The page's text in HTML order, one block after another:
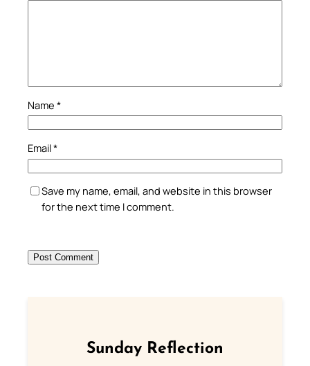
Name *
Email*
Save my name, email, and website in this browser
for the next time I comment.
Sunday Reflection